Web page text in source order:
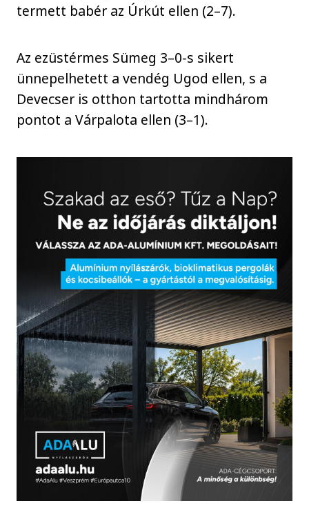
termett babér az Úrkút ellen (2–7).
Az ezüstérmes Sümeg 3–0-s sikert
ünnepelhetett a vendég Ugod ellen, s a
Devecser is otthon tartotta mindhárom
pontot a Várpalota ellen (3–1).